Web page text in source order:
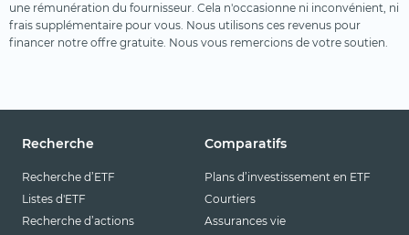
une rémunération du fournisseur. Cela n'occasionne ni inconvénient, ni
frais supplémentaire pour vous. Nous utilisons ces revenus pour
financer notre offre gratuite. Nous vous remercions de votre soutien.
Recherche
Recherche d’ETF
Listes d'ETF
Recherche d’actions
Comparatifs
Plans d’investissement en ETF
Courtiers
Assurances vie